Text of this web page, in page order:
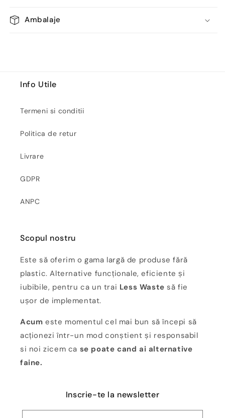
Ambalaje
Info Utile
Termeni si conditii
Politica de retur
Livrare
GDPR
ANPC
Scopul nostru
Este să oferim o gama largă de produse fără
plastic. Alternative funcționale, eficiente și
iubibile, pentru ca un trai Less Waste să fie
ușor de implementat.
Acum este momentul cel mai bun să începi să
acționezi într-un mod conștient și responsabil
si noi zicem ca se poate cand ai alternative
faine.
Inscrie-te la newsletter